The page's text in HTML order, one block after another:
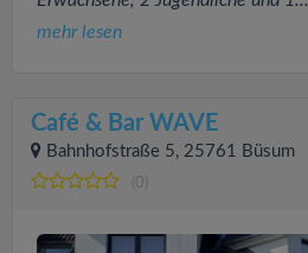
mehr lesen
Café & Bar WAVE
Bahnhofstraße 5, 25761 Büsum
(0)